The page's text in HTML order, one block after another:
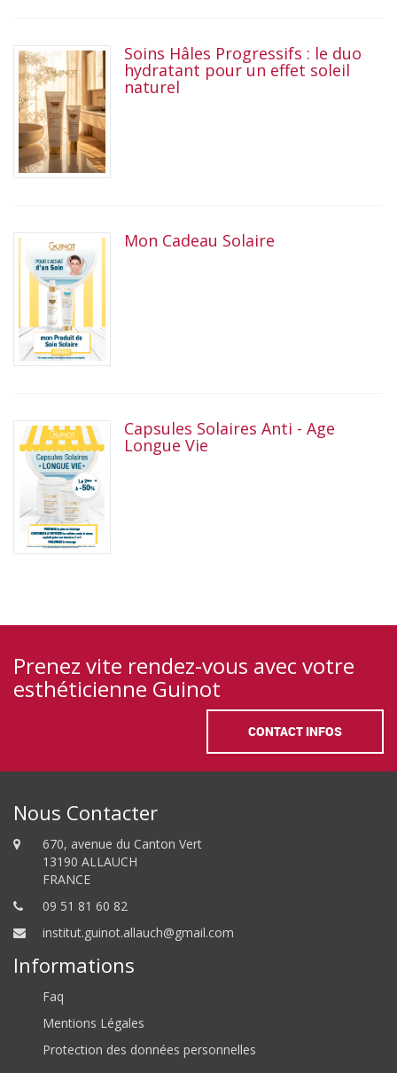
Soins Hâles Progressifs : le duo
hydratant pour un effet soleil
naturel
Mon Cadeau Solaire
Capsules Solaires Anti - Age
Longue Vie
Prenez vite rendez-vous avec votre
esthéticienne Guinot
CONTACT INFOS
Nous Contacter
670, avenue du Canton Vert
13190 ALLAUCH
FRANCE
09 51 81 60 82
institut.guinot.allauch@gmail.com
Informations
Faq
Mentions Légales
Protection des données personnelles